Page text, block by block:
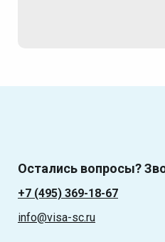
Остались вопросы?
+7 (495) 369-18-67
info@visa-sc.ru